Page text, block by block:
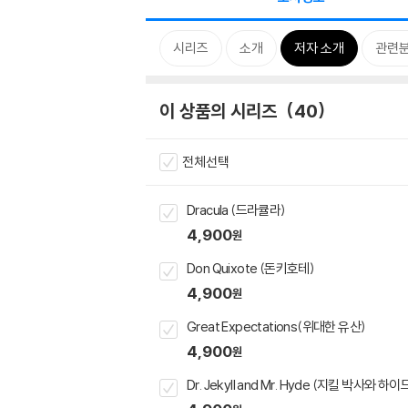
시리즈 소개 저자 소개 관련
이 상품의 시리즈 40
전체선택
Dracula (드라큘라)
4,900원
Don Quixote (돈키호테)
4,900원
Great Expectations(위대한 유산)
4,900원
Dr. Jekyll and Mr. Hyde (지킬 박사와 하이